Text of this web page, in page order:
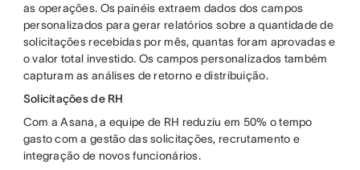
as operações. Os painéis extraem dados dos campos
personalizados para gerar relatórios sobre a quantidade de
solicitações recebidas por mês, quantas foram aprovadas e
o valor total investido. Os campos personalizados também
capturam as análises de retorno e distribuição.
Solicitações de RH
Com a Asana, a equipe de RH reduziu em 50% o tempo
gasto com a gestão das solicitações, recrutamento e
integração de novos funcionários.